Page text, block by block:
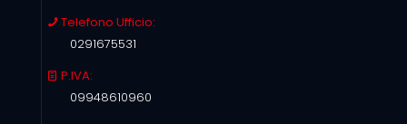
Telefono Ufficio:
0291675531
P.IVA:
09948610960